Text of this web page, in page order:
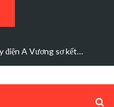
điện A Vương sơ kết…